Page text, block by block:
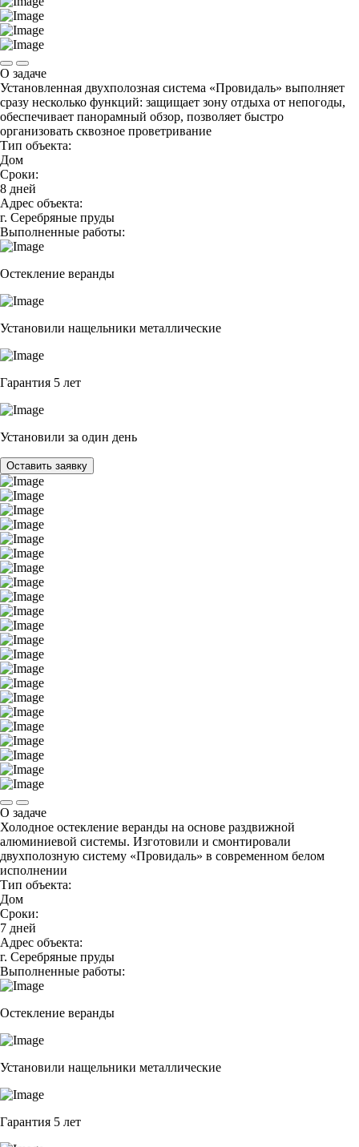
О задаче
Установленная двухполозная система «Провидаль» выполняет
сразу несколько функций: защищает зону отдыха от непогоды,
обеспечивает панорамный обзор, позволяет быстро
организовать сквозное проветривание
Тип объекта:
Дом
Сроки:
8 дней
Адрес объекта:
г. Серебряные пруды
Выполненные работы:
Остекление веранды
Установили нащельники металлические
Гарантия 5 лет
Установили за один день
Оставить заявку
О задаче
Холодное остекление веранды на основе раздвижной
алюминиевой системы. Изготовили и смонтировали
двухполозную систему «Провидаль» в современном белом
исполнении
Тип объекта:
Дом
Сроки:
7 дней
Адрес объекта:
г. Серебряные пруды
Выполненные работы:
Остекление веранды
Установили нащельники металлические
Гарантия 5 лет